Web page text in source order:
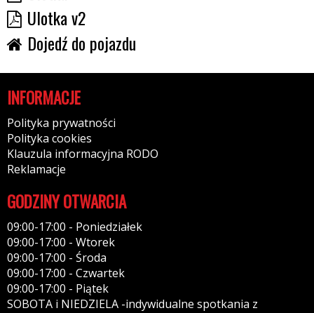
Ulotka v2
Dojedź do pojazdu
INFORMACJE
Polityka prywatności
Polityka cookies
Klauzula informacyjna RODO
Reklamacje
GODZINY OTWARCIA
09:00-17:00 - Poniedziałek
09:00-17:00 - Wtorek
09:00-17:00 - Środa
09:00-17:00 - Czwartek
09:00-17:00 - Piątek
SOBOTA i NIEDZIELA -indywidualne spotkania z